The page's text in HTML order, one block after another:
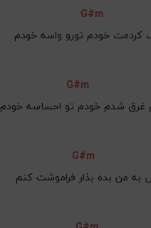
G#m
کردمت خودم تورو واسه خودم
G#m
غرق شدم خودم تو احساسه خودم
G#m
به من بده بذار فراموشت کنم